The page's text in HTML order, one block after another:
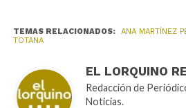
TEMAS RELACIONADOS: ANA MARTÍNEZ
TOTANA
EL LORQUINO
Redacción de
Noticias.